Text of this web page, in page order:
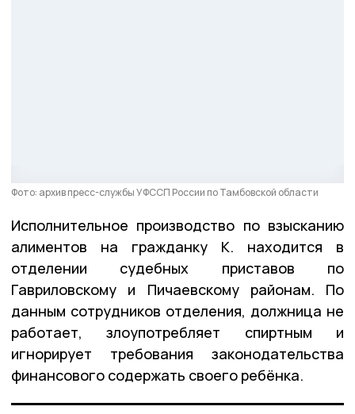
Фото: архив пресс-службы УФССП России по Тамбовской области
Исполнительное производство по взысканию
алиментов на гражданку К. находится в
отделении судебных приставов по
Гавриловскому и Пичаевскому районам. По
данным сотрудников отделения, должница не
работает, злоупотребляет спиртным и
игнорирует требования законодательства
финансового содержать своего ребёнка.